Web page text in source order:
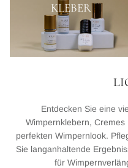
PINZETTEN
ZUBEHÖR
KLEBER
Entdecken Sie eine
Wimpernklebern,
perfekten Wimpernlook.
Sie langanhaltende
für